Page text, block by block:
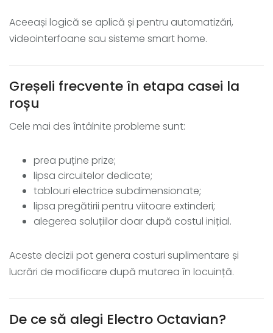
Aceeași logică se aplică și pentru automatizări,
videointerfoane sau sisteme smart home.
Greșeli frecvente în etapa casei la
roșu
Cele mai des întâlnite probleme sunt:
prea puține prize;
lipsa circuitelor dedicate;
tablouri electrice subdimensionate;
lipsa pregătirii pentru viitoare extinderi;
alegerea soluțiilor doar după costul inițial.
Aceste decizii pot genera costuri suplimentare și
lucrări de modificare după mutarea în locuință.
De ce să alegi Electro Octavian?